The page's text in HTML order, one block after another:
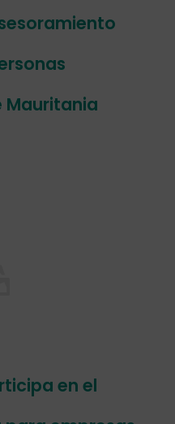
Mauritania
en el